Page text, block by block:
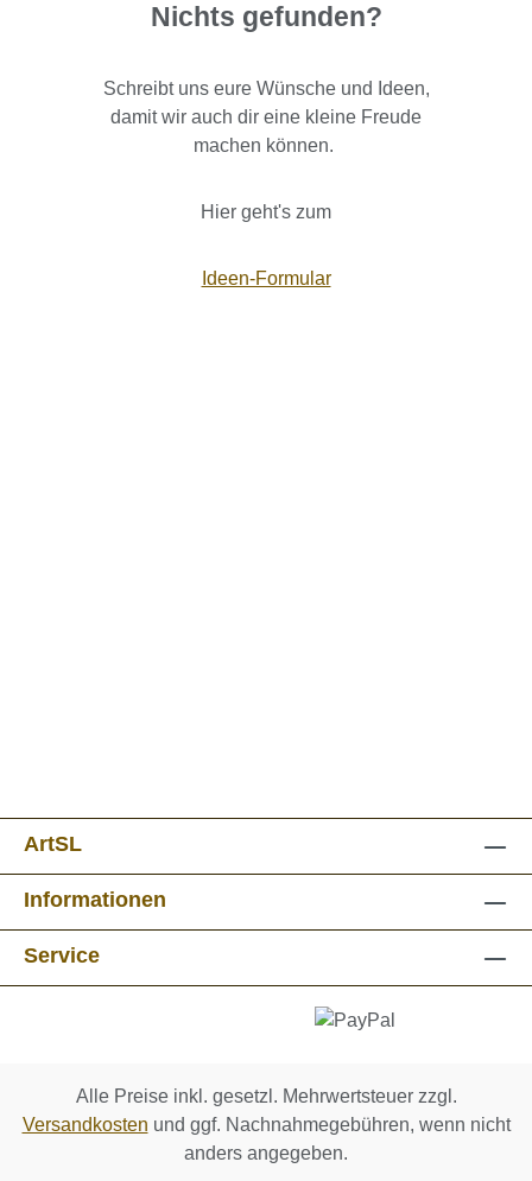
Nichts gefunden?
Schreibt uns eure Wünsche und Ideen,
damit wir auch dir eine kleine Freude
machen können.
Hier geht's zum
Ideen-Formular
ArtSL
Informationen
Service
Alle Preise inkl. gesetzl. Mehrwertsteuer zzgl.
Versandkosten und ggf. Nachnahmegebühren, wenn nicht
anders angegeben.